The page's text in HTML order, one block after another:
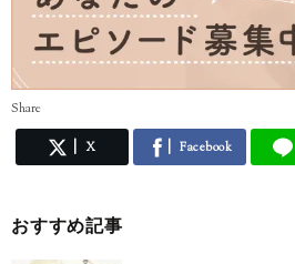
Share
X Facebook
おすすめ記事